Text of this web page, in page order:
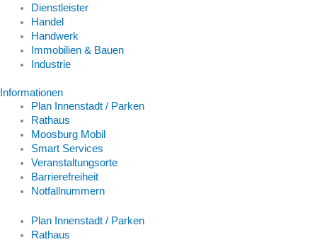
Dienstleister
Handel
Handwerk
Immobilien & Bauen
Industrie
Informationen
Plan Innenstadt / Parken
Rathaus
Moosburg Mobil
Smart Services
Veranstaltungsorte
Barrierefreiheit
Notfallnummern
Plan Innenstadt / Parken
Rathaus